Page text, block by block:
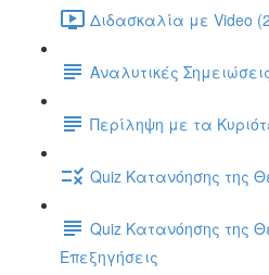
Διδασκαλία με Video
Αναλυτικές
Περίληψη με τα
Quiz Κατανόησης της
Quiz Κατανόησης της
Επεξηγήσεις